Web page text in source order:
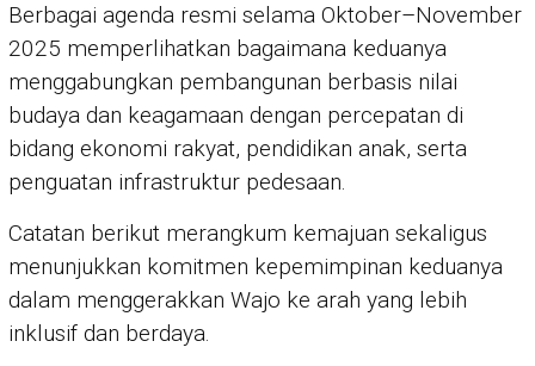
Berbagai agenda resmi selama Oktober–November
2025 memperlihatkan bagaimana keduanya
menggabungkan pembangunan berbasis nilai
budaya dan keagamaan dengan percepatan di
bidang ekonomi rakyat, pendidikan anak, serta
penguatan infrastruktur pedesaan.
Catatan berikut merangkum kemajuan sekaligus
menunjukkan komitmen kepemimpinan keduanya
dalam menggerakkan Wajo ke arah yang lebih
inklusif dan berdaya.